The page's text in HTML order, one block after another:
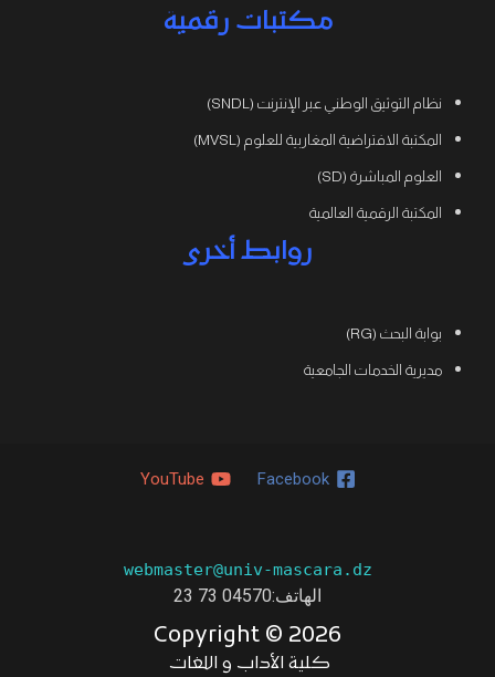
مكتبات رقمية
نظام التوثيق الوطني عبر الإنترنت (SNDL)
المكتبة الافتراضية المغاربية للعلوم (MVSL)
العلوم المباشرة (SD)
المكتبة الرقمية العالمية
روابط أخرى
بوابة البحث (RG)
مديرية الخدمات الجامعية
Facebook
YouTube
webmaster@univ-mascara.dz
الهاتف:04570 73 23
Copyright © 2026
كلية الأداب و اللغات